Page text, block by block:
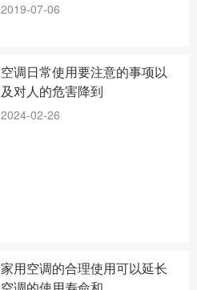
2019-07-06
空调日常使用要注意的事项以
及对人的危害降到
2024-02-26
家用空调的合理使用可以延长